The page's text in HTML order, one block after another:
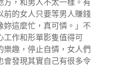
方，和男人不太一樣。有
前的女人只要等男人賺錢
妳這麼忙，真可憐。」不
工作和形單影隻值得可
樂趣，停止自憐，女人們
會發現其實自己有很多令